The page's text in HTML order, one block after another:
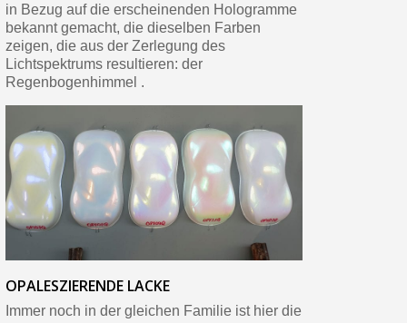
in Bezug auf die erscheinenden Hologramme
bekannt gemacht, die dieselben Farben
zeigen, die aus der Zerlegung des
Lichtspektrums resultieren: der
Regenbogenhimmel .
OPALESZIERENDE LACKE
Immer noch in der gleichen Familie ist hier die